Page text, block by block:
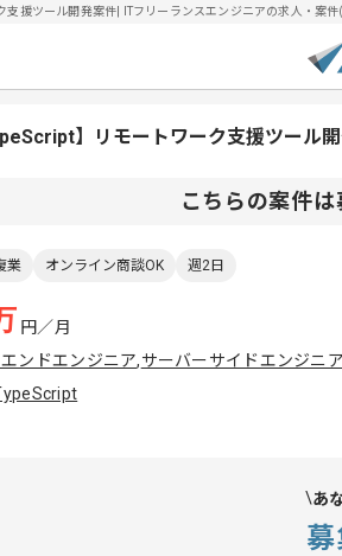
支援ツール開発案件| ITフリーランスエンジニアの求人・案
】リモートワーク支援ツール
こちらの案件
業 オンライン商談OK 週2日
円／月
ンドエンジニア,サーバーサイドエンジニ
あ